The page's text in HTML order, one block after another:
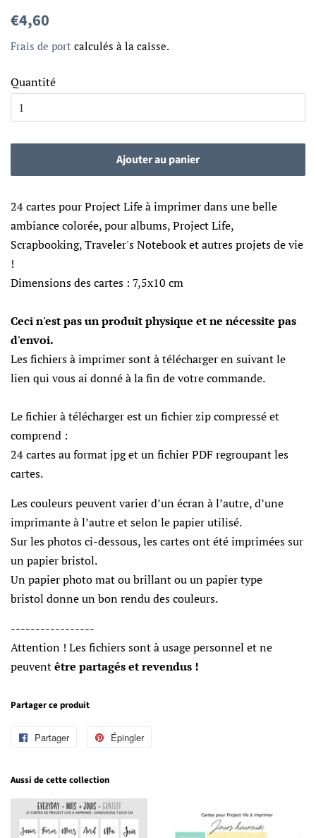
Prix
€4,60
Frais de port calculés à la caisse.
Quantité
Ajouter au panier
24 cartes pour Project Life à imprimer dans une belle
ambiance colorée, pour albums, Project Life,
Scrapbooking, Traveler's Notebook et autres projets de vie
!
Dimensions des cartes : 7,5x10 cm
Ceci n'est pas un produit physique et ne nécessite pas
d'envoi.
Les fichiers à imprimer sont à télécharger en suivant le
lien qui vous ai donné à la fin de votre commande.
Le fichierà téléchargerest un fichier zip compressé et
comprend :
24 cartes au format jpg et un fichier PDF regroupant les
cartes.
Les couleurs peuvent varier d’un écran à l’autre, d’une
imprimante à l’autre et selon le papier utilisé.
Sur les photos ci-dessous, les cartes ont été imprimées sur
un papier bristol.
Un papier photomat ou brillant ou un papier type
bristol donne un bon rendudes couleurs.
-----------------
Attention ! Les fichiers sont à usage personnel et ne
peuventêtre partagés et revendus !
Partager ce produit
Partager
Partager
Facebook
Épingler
Aussi de cette collection